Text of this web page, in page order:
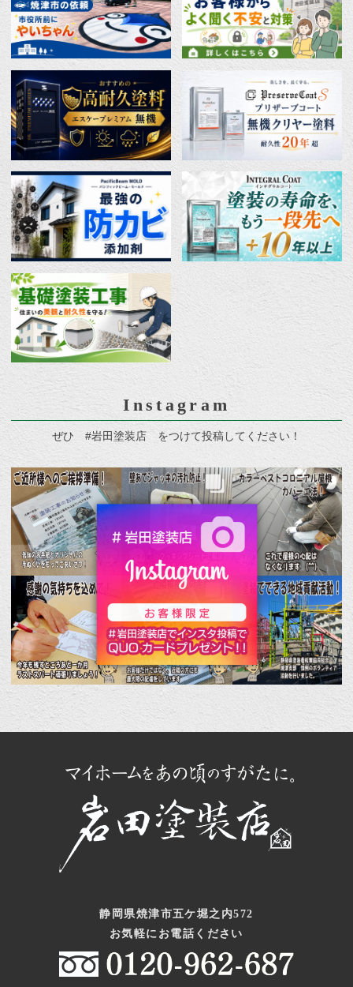
Instagram
ぜひ #岩田塗装店 をつけて投稿してください！
静岡県焼津市五ケ堀之内572
お気軽にお電話ください